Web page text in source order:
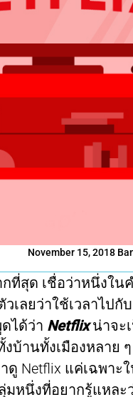
November 15, 2018
กที่สุด เชื่อว่าหนึ่งใน
เลยว่าใช้เวลาไปกั
ได้ว่า Netflixน่าจะ
านทั้งเมืองหลาย ๆ
ดู Netflix แค่เฉพาะ
มหนึ่งที่อยากรู้แหละ